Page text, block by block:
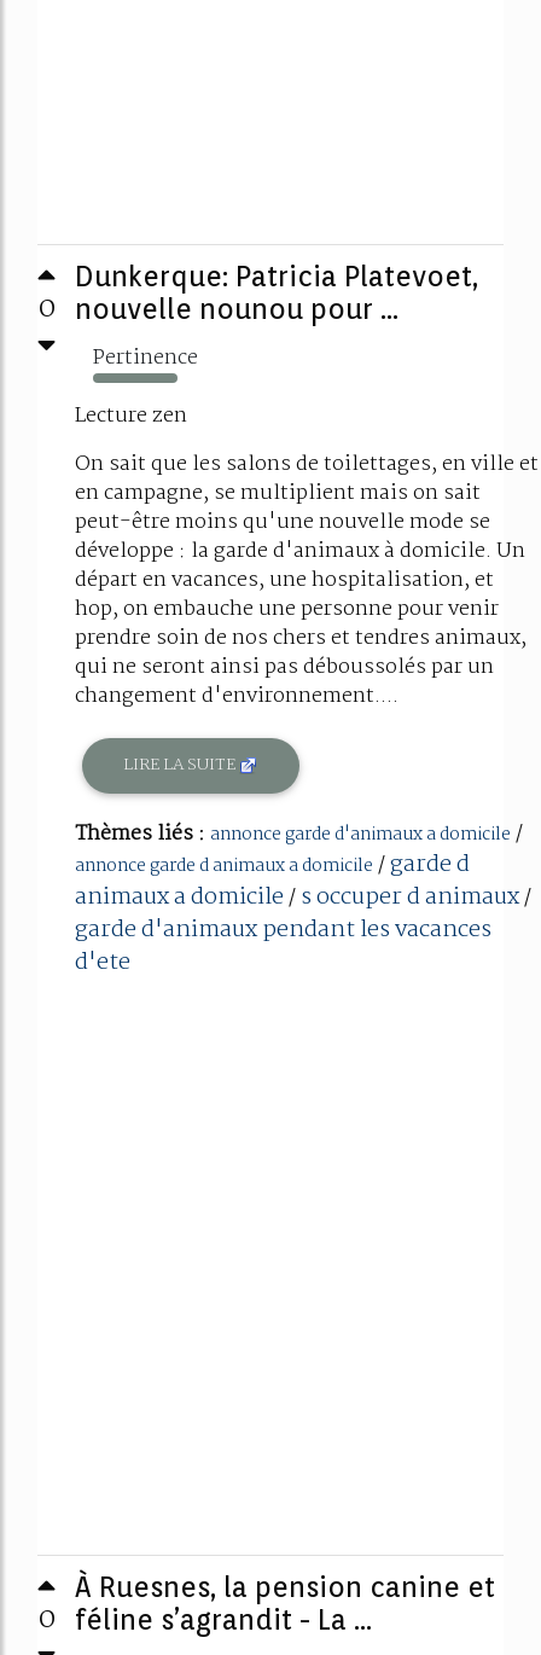
0
Dunkerque: Patricia Platevoet,
nouvelle nounou pour ...
Pertinence
197%
Lecture zen
On sait que les salons de toilettages, en ville et
en campagne, se multiplient mais on sait
peut-être moins qu'une nouvelle mode se
développe : la garde d'animaux à domicile. Un
départ en vacances, une hospitalisation, et
hop, on embauche une personne pour venir
prendre soin de nos chers et tendres animaux,
qui ne seront ainsi pas déboussolés par un
changement d'environnement....
LIRE LA SUITE
Thèmes liés : annonce garde d'animaux a domicile /
annonce garde d animaux a domicile /garde d
animaux a domicile/s occuper d animaux/
garde d'animaux pendant les vacances
d'ete
0
À Ruesnes, la pension canine et
féline s’agrandit - La ...